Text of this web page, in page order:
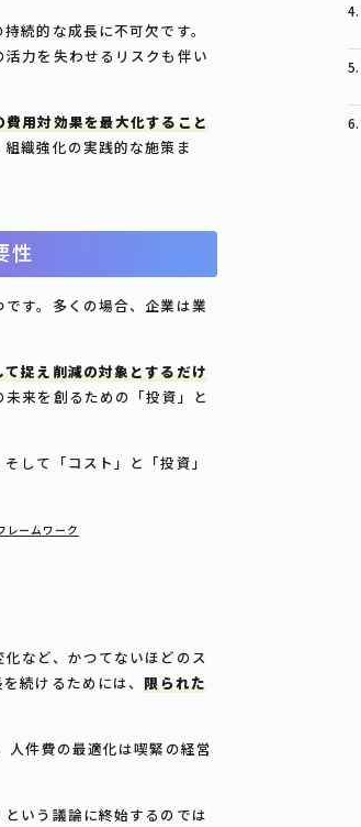
続的な成長に不可欠です。
力を失わせるリスクも伴い
用対効果を最大化すること
織強化の実践的な施策ま
性
す。多くの場合、企業は業
捉え削減の対象とするだけ
来を創るための「投資」と
して「コスト」と「投資」
レームワーク
など、かつてないほどのス
続けるためには、 限られた
人件費の最適化は喫緊の経営
いう議論に終始するのでは